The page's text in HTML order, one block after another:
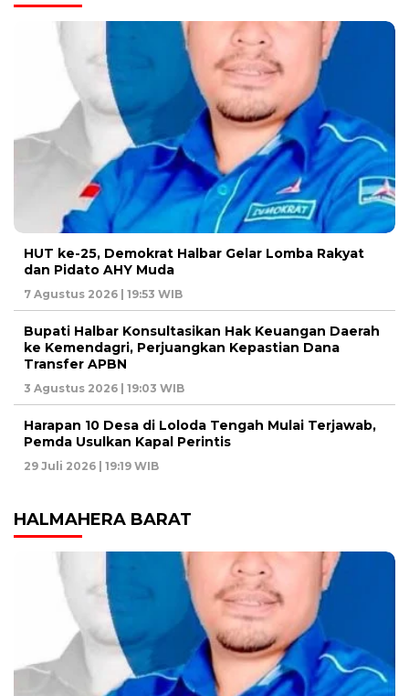
HUT ke-25, Demokrat Halbar Gelar Lomba Rakyat
dan Pidato AHY Muda
7 Agustus 2026 | 19:53 WIB
Bupati Halbar Konsultasikan Hak Keuangan Daerah
ke Kemendagri, Perjuangkan Kepastian Dana
Transfer APBN
3 Agustus 2026 | 19:03 WIB
Harapan 10 Desa di Loloda Tengah Mulai Terjawab,
Pemda Usulkan Kapal Perintis
29 Juli 2026 | 19:19 WIB
HALMAHERA BARAT